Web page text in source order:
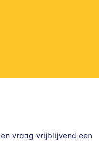
vraag vrijblijvend een